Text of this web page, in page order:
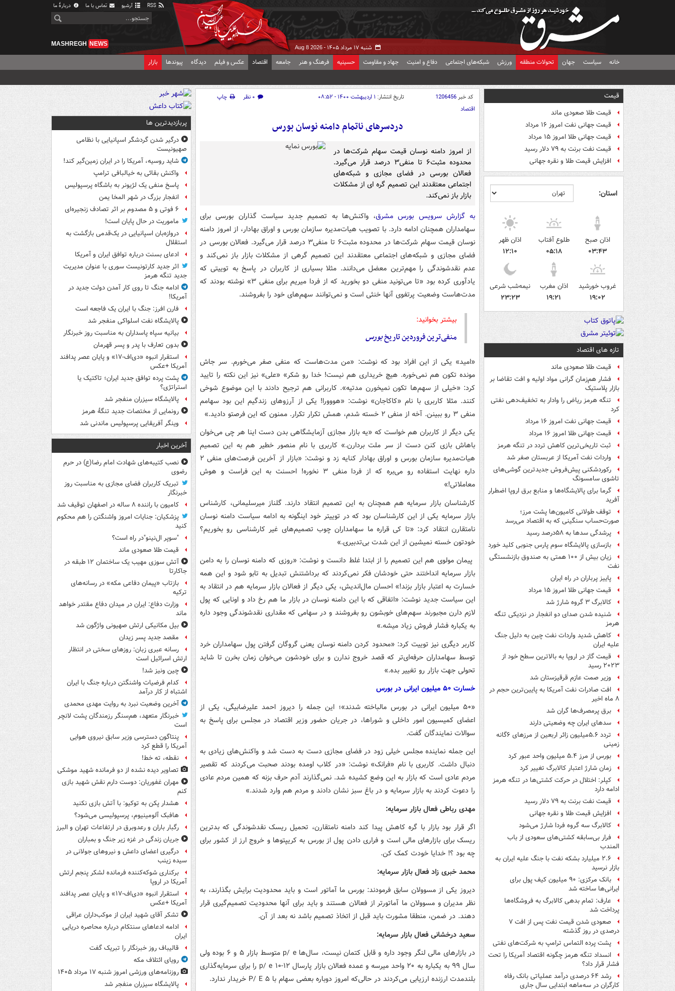
آرشیو تماس با ما دربارهٔ ما
شنبه ۱۷ مرداد ۱۴۰۵ - Aug 8 2026
MASHREGH NEWS
خانه سیاست جهان تحولات منطقه ورزش شبکه‌های اجتماعی دفاع و امنیت جهاد و مقاومت حسینیه فرهنگ و هنر جامعه اقتصاد عکس و فیلم دیدگاه پیوندها بازار
قیمت
قیمت طلا صعودی ماند
قیمت جهانی نفت امروز ۱۶ مرداد
قیمت جهانی طلا امروز ۱۵ مرداد
قیمت نفت برنت به ۷۹ دلار رسید
افزایش قیمت طلا و نقره جهانی
استان:
اذان صبح
۰۳:۴۳
طلوع آفتاب
۰۵:۱۸
اذان ظهر
۱۲:۱۰
غروب خورشید
۱۹:۰۲
اذان مغرب
۱۹:۲۱
نیمه‌شب شرعی
۲۳:۲۳
تازه های اقتصاد
قیمت طلا صعودی ماند
فشار هم‌زمان گرانی مواد اولیه و افت تقاضا بر
بازار پلاستیک
تنگه هرمز ریاض را وادار به تخفیف‌دهی نفتی
کرد
قیمت جهانی نفت امروز ۱۶ مرداد
قیمت جهانی طلا امروز ۱۶ مرداد
ثبت تاریخی‌ترین کاهش تردد در تنگه هرمز
واردات نفت آمریکا از عربستان صفر شد
رکوردشکنی پیش‌فروش جدیدترین گوشی‌های
تاشوی سامسونگ
گرما برای پالایشگاه‌ها و منابع برق اروپا اضطرار
آفرید
توقف طولانی کامیون‌ها پشت مرز؛
صورت‌حساب سنگینی که به اقتصاد می‌رسد
پرشدگی سدها به ۵۸درصد رسید
بازسازی پالایشگاه سوم پارس جنوبی کلید خورد
زیان بیش از ۱۰۰ همتی به صندوق‌ بازنشستگی
نفت
پاییز پرباران در راه ایران
قیمت جهانی طلا امروز ۱۵ مرداد
کالابرگ ۳ گروه شارژ شد
شنیده شدن صدای دو انفجار در نزدیکی تنگه
هرمز
کاهش شدید واردات نفت چین به دلیل جنگ
علیه ایران
قیمت گاز در اروپا به بالاترین سطح خود از
۲۰۲۳ رسید
وزیر صمت عازم قرقیزستان شد
افت صادرات نفت آمریکا به پایین‌ترین حجم در
۸ ماه اخیر
برق پرمصرف‌ها گران شد
سدهای ایران چه وضعیتی دارند
تردد ۵.۶میلیون زائر اربعین از مرزهای ۶گانه
زمینی
بورس از مرز ۵.۴ میلیون واحد عبور کرد
زمان شارژ اعتبار کالابرگ تغییر کرد
کپلر: اختلال در حرکت کشتی‌ها در تنگه هرمز
ادامه دارد
قیمت نفت برنت به ۷۹ دلار رسید
افزایش قیمت طلا و نقره جهانی
کالابرگ سه گروه فردا شارژ می‌شود
فرار بی‌سابقه کشتی‌های سعودی از باب
المندب
۲.۶ میلیارد بشکه نفت با جنگ علیه ایران به
بازار نرسید
بانک مرکزی: ۹۰ میلیون کیف پول برای
ایرانی‌ها ساخته شد
عارف: تمام بدهی کالابرگ به فروشگاه‌ها
پرداخت شد
صعودی شدن قیمت نفت پس از افت ۷
درصدی در روز گذشته
پشت پرده التماس ترامپ به شرکت‌های نفتی
انسداد تنگه هرمز چگونه اقتصاد آمریکا را تحت
فشار قرار داد؟
رشد ۶۴ درصدی درآمد عملیاتی بانک رفاه
کارگران در سه‌ماهه ابتدایی سال جاری
کد خبر1206456 تاریخ انتشار: ۱ اردیبهشت ۱۴۰۰ - ۰۸:۵۲ ۰ نظر
چاپ
اقتصاد
دردسرهای ناتمام دامنه نوسان بورس
از امروز دامنه نوسان قیمت سهام شرکت‌ها در
محدوده مثبت۶ تا منفی۳ درصد قرار می‌گیرد.
فعالان بورسی در فضای مجازی و شبکه‌های
اجتماعی معتقدند این تصمیم گره ای از مشکلات
بازار باز نمی‌کند.
به گزارش سرویس بورس مشرق، واکنش‌ها به تصمیم جدید سیاست گذاران بورسی برای
سهامداران همچنان ادامه دارد. با تصویب هیات‌مدیره سازمان بورس و اوراق بهادار، از امروز دامنه
نوسان قیمت سهام شرکت‌ها در محدوده مثبت۶ تا منفی۳ درصد قرار می‌گیرد. فعالان بورسی در
فضای مجازی و شبکه‌های اجتماعی معتقدند این تصمیم گرهی از مشکلات بازار باز نمی‌کند و
عدم نقدشوندگی را مهم‌ترین معضل می‌دانند. مثلا بسیاری از کاربران در پاسخ به توییتی که
یادآوری کرده بود «تا می‌تونید منفی دو بخورید که از فردا میریم برای منفی ۳» نوشته بودند که
مدت‌هاست وضعیت پرتفوی آنها خنثی است و نمی‌توانند سهم‌های خود را بفروشند.
بیشتر بخوانید:
منفی‌ترین فروردین تاریخبورس
«امید» یکی از این افراد بود که نوشت: «من مدت‌هاست که منفی صفر می‌خورم. سر جاش
مونده تکون هم نمی‌خوره. هیچ خریداری هم نیست! خدا رو شکر» «علی» نیز این نکته را تایید
کرد: «خیلی از سهم‌ها تکون نمیخورن مدتیه». کاربرانی هم ترجیح دادند با این موضوع شوخی
کنند. مثلا کاربری با نام «کاکاجان» نوشت: «هووورا! یکی از آرزوهای زندگیم این بود سهامم
منفی ۳ رو ببینن. آخه از منفی ۲ خسته شدم، همش تکرار تکرار. ممنون که این فرصتو دادید.»
یکی دیگر از کاربران هم خواست که «یه بازار مجازی آزمایشگاهی بدن دست اینا هر چی می‌خوان
باهاش بازی کنن دست از سر ملت بردارن.» کاربری با نام منصور خطیر هم به این تصمیم
هیات‌مدیره سازمان بورس و اوراق بهادار کنایه زد و نوشت: «بازار از آخرین فرصت‌های منفی ۲
داره نهایت استفاده رو می‌بره که از فردا منفی ۳ نخوره! احسنت به این فراست و هوش
معاملاتی!»
کارشناسان بازار سرمایه هم همچنان به این تصمیم انتقاد دارند. گلناز میرسلیمانی، کارشناس
بازار سرمایه یکی از این کارشناسان بود که در توییتر خود اینگونه به ادامه سیاست دامنه نوسان
نامتقارن انتقاد کرد: «تا کی قراره ما سهامداران چوب تصمیم‌های غیر کارشناسی رو بخوریم؟
خودتون خسته نمیشین از این شدت بی‌تدبیری.»
پیمان مولوی هم این تصمیم را از ابتدا غلط دانست و نوشت: «روزی که دامنه نوسان را به دامن
بازار سرمایه انداختند حتی خودشان فکر نمی‌کردند که برداشتنش تبدیل به تابو شود و این همه
خسارت به اعتبار بازار بزند!» احسان مال‌اندیش، یکی دیگر از فعالان بازار سرمایه هم در انتقاد به
این سیاست جدید نوشت: «اتفاقی که با این دامنه نوسان در بازار ما هم رخ داد و اونایی که پول
لازم دارن مجبورند سهم‌های خوبشون رو بفروشند و در سهامی که مقداری نقدشوندگی وجود داره
به یکباره فشار فروش زیاد میشه.»
کاربر دیگری نیز توییت کرد: «محدود کردن دامنه نوسان یعنی گروگان گرفتن پول سهامداران خرد
توسط سهامداران حرفه‌ای‌تر که قصد خروج ندارن و برای خودشون می‌خوان زمان بخرن تا شاید
تحولی جهت بازار رو تغییر بده.»
خسارت ۵۰ میلیون ایرانی در بورس
«۵۰ میلیون ایرانی در بورس مالباخته شدند»؛ این جمله را دیروز احمد علیرضابیگی، یکی از
اعضای کمیسیون امور داخلی و شوراها، در جریان حضور وزیر اقتصاد در مجلس برای پاسخ به
سوالات نمایندگان گفت.
این جمله نماینده مجلس خیلی زود در فضای مجازی دست به دست شد و واکنش‌های زیادی به
دنبال داشت. کاربری با نام «فرانک» نوشت: «در کلاب اومده بودند صحبت می‌کردند که تقصیر
مردم عادی است که بازار به این وضع کشیده شد. نمی‌گذارند آدم حرف بزنه که همین مردم عادی
را دعوت کردند به بازار سرمایه و در باغ سبز نشان دادند و مردم هم وارد شدند.»
مهدی رباطی فعال بازار سرمایه:
اگر قرار بود بازار با گره کاهش پیدا کند دامنه نامتقارن، تحمیل ریسک نقدشوندگی که بدترین
ریسک برای بازارهای مالی است و فراری دادن پول از بورس به کریپتوها و خروج ارز از کشور برای
چه بود ؟! خدایا خودت کمک کن.
محمد خبری زاد فعال بازار سرمایه:
دیروز یکی از مسوولان سابق فرمودند: بورس ما آماتور است و باید محدودیت برایش بگذارند، به
نظر مدیران و مسوولان ما آماتورتر از فعالان هستند و باید برای آنها محدودیت تصمیم‌گیری قرار
دهند. در ضمن، منطقا مشورت باید قبل از اتخاذ تصمیم باشد نه بعد از آن.
سعید درخشانی فعال بازار سرمایه:
در بازارهای مالی لنگر وجود داره و قابل کتمان نیست، سال‌ها p/ e متوسط بازار ۵ و ۶ بوده ولی
سال ۹۹ به یکباره به ۲۰ واحد میرسه و عمده فعالان بازار پارسال p/ e ۱۰-۱۲ را برای سرمایه‌گذاری
بلندمدت ارزنده ارزیابی می‌کردند در حالی‌که امروز دوباره بعضی سهام با P/ E ۵ خریدار ندارد.
پربازدیدترین ها
درگیر شدن گردشگر اسپانیایی با نظامی
صهیونیست
شاید روسیه، آمریکا را در ایران زمین‌گیر کند!
واکنش بقائی به خیالبافی ترامپ
پاسخ منفی یک لژیونر به باشگاه پرسپولیس
انفجار بزرگ در شهر المخا یمن
۶ فوتی و ۵ مصدوم بر اثر تصادف زنجیره‌ای
ماموریت در حال پایان است!
دروازه‌بان اسپانیایی در یک‌قدمی بازگشت به
استقلال
ادعای بسنت درباره توافق ایران و آمریکا
اثر جدید کارتونیست سوری با عنوان مدیریت
جدید تنگه هرمز
ادامه جنگ تا روی کار آمدن دولت جدید در
آمریکا!
فارن افرز: جنگ با ایران یک فاجعه است
پالایشگاه نفت اسلواکی منفجر شد
بیانیه سپاه پاسداران به مناسبت روز خبرنگار
بدون تعارف با پدر و پسر قهرمان
استقرار انبوه «دی‌اف‑۱۷» و پایان عصر پدافند
آمریکا +عکس
پشت پرده توافق جدید ایران؛ تاکتیک یا
استراتژی؟
پالایشگاه سیزران منفجر شد
رونمایی از مختصات جدید تنگۀ هرمز
وینگر آفریقایی پرسپولیس ماندنی شد
آخرین اخبار
نصب کتیبه‌های شهادت امام رضا(ع) در حرم
رضوی
تبریک کاربران فضای مجازی به مناسبت روز
خبرنگار
کامیون با راننده ۸ ساله در اصفهان توقیف شد
پزشکیان: جنایات امروز واشنگتن را هم محکوم
کنید
"سوپر ال‌نینو"در راه است؟
قیمت طلا صعودی ماند
آتش سوزی مهیب یک ساختمان ۱۲ طبقه در
جاکارتا
بازتاب «پیمان دفاعی مکه» در رسانه‌های
ترکیه
وزارت دفاع: ایران در میدان دفاع مقتدر خواهد
ماند
بیل مکانیکی ارتش صهیونی واژگون شد
مقصد جدید پسر زیدان
رسانه عبری زبان: روزهای سختی در انتظار
ارتش اسرائیل است
چین ونیز شد!
کدام فرضیات واشنگتن درباره جنگ با ایران
اشتباه از کار درآمد
آخرین وضعیت نبرد به روایت مهدی محمدی
خبرنگار متعهد، هم‌سنگر رزمندگان پشت لانچر
است
پنتاگون دسترسی وزیر سابق نیروی هوایی
آمریکا را قطع کرد
نقطه، ته خط!
تصاویر دیده‌ نشده از دو فرمانده شهید موشکی
مهران غفوریان: دوست دارم نقش شهید بازی
کنم
هشدار پکن به توکیو: با آتش بازی نکنید
هافبک آلومینیوم، پرسپولیسی می‌شود؟
رگبار باران و رعدوبرق در ارتفاعات تهران و البرز
جریان زندگی در غزه زیر جنگ و بمباران
درگیری اعضای داعش و نیروهای جولانی در
سیده زینب
برکناری شوکه‌کننده فرمانده لشکر پنجم ارتش
آمریکا در اروپا
استقرار انبوه «دی‌اف‑۱۷» و پایان عصر پدافند
آمریکا +عکس
تشکر آقای شهید ایران از موکب‌داران عراقی
ادامه ادعاهای سنتکام درباره محاصره دریایی
ایران
قالیباف روز خبرنگار را تبریک گفت
رویای ائتلاف مکه
روزنامه‌های ورزشی امروز ‌شنبه ۱۷ مرداد ۱۴۰۵
پالایشگاه سیزران منفجر شد